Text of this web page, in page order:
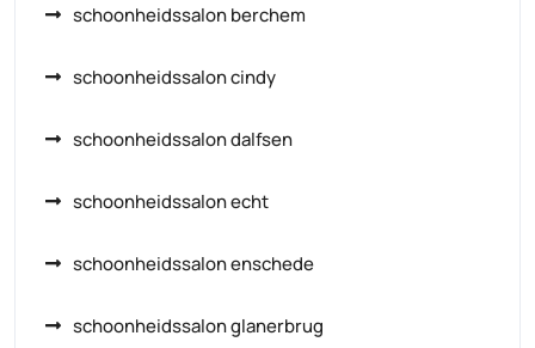
schoonheidssalon berchem
schoonheidssalon cindy
schoonheidssalon dalfsen
schoonheidssalon echt
schoonheidssalon enschede
schoonheidssalon glanerbrug